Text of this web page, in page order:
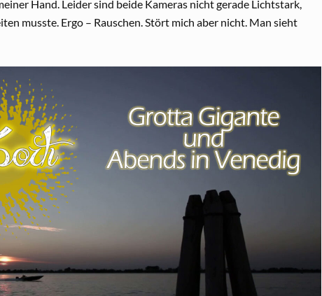
Hand. Leider sind beide Kameras nicht gerade Lichtstark,
musste. Ergo – Rauschen. Stört mich aber nicht. Man sieht